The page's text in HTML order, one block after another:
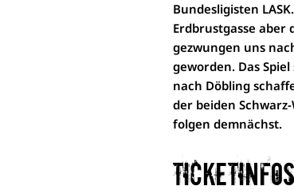
Bundesligisten
Erdbrustgasse
gezwungen uns
geworden. Das
nach Döbling
der beiden
folgen demnächst.
Ticketinfos